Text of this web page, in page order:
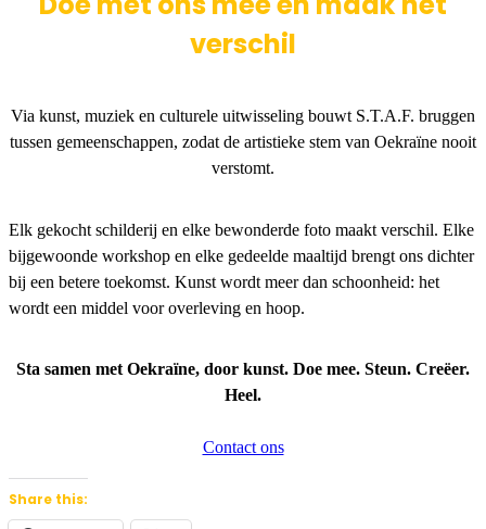
verschil
Via kunst, muziek en culturele uitwisseling bouwt S.T.A.F. bruggen
tussen gemeenschappen, zodat de artistieke stem van Oekraïne nooit
verstomt.
Elk gekocht schilderij en elke bewonderde foto maakt verschil. Elke
bijgewoonde workshop en elke gedeelde maaltijd brengt ons dichter
bij een betere toekomst. Kunst wordt meer dan schoonheid: het
wordt een middel voor overleving en hoop.
Sta samen met Oekraïne, door kunst. Doe mee. Steun. Creëer.
Heel.
Contact ons
Share this: